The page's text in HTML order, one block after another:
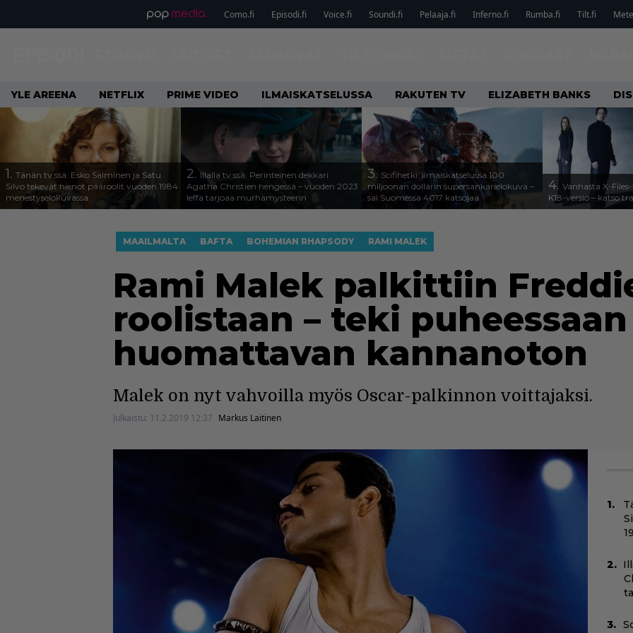
Como.fi Episodi.fi Voice.fi Soundi.fi Pelaaja.fi Inferno.fi Rumba.fi Tilt.fi
YLE AREENA NETFLIX PRIME VIDEO ILMAISKATSELUSSA RAKUTEN TV ELIZABETH BANKS
1. Tänän tv:ssä: Esko Salminen ja Satu
Silvo tekevät hienot pääroolit vuoden 1984
menestyselokuvassa
2. Illalla tv:ssä: Perinteinen dekkari
Agatha Christien hengessä – vuoden 2023
leffa tarjoaa murhamysteerin
3. Scifihetki: Ilmaiskatselussa 100
miljoonan dollarin supersankarielokuva –
sai Suomessa 4017 katsojaa
4. Vanhasta X-
K18-versio – katso
MAAILMALTA BAFTA BOHEMIAN RHAPSODY RAMI MALEK
Rami Malek palkittiin
roolistaan – teki puheessaan
huomattavan kannanoton
Malek on nyt vahvoilla myös Oscar-palkinnon voittajaksi.
Julkaistu: 11.2.2019 12:37 Markus Laitinen